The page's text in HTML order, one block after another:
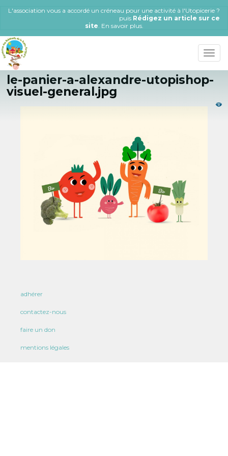
L'association vous a accordé un créneau pour une activité à l'Utopicerie ?
puis Rédigez un article sur ce
site. En savoir plus.
Toggle
le-panier-a-alexandre-utopishop-
visuel-general.jpg
adhérer
contactez-nous
faire un don
mentions légales